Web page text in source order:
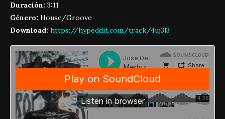
Duración: 3:11
Género: House/Groove
Download: https://hypeddit.com/track/4uj3l3